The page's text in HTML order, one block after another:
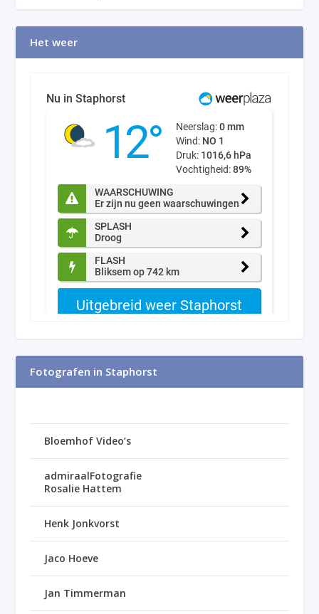
Het weer
Fotografen in Staphorst
Bloemhof Video’s
admiraalFotografie
Rosalie Hattem
Henk Jonkvorst
Jaco Hoeve
Jan Timmerman